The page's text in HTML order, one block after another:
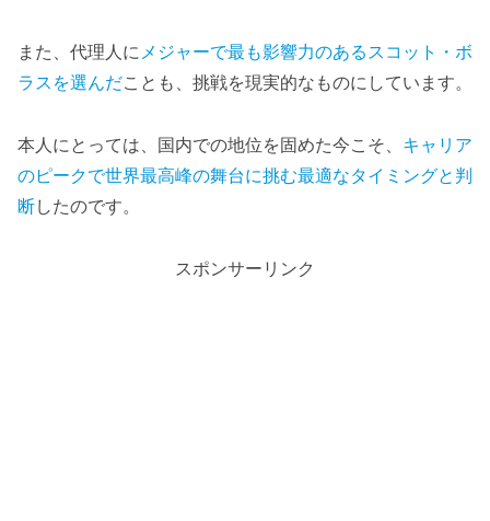
また、代理人にメジャーで最も影響力のあるスコット・ボ
ラスを選んだことも、挑戦を現実的なものにしています。
本人にとっては、国内での地位を固めた今こそ、 キャリア
のピークで世界最高峰の舞台に挑む最適なタイミングと判
断したのです。
スポンサーリンク